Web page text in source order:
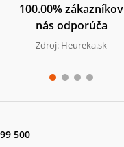
100.00% zákazníkov
nás odporúča
Zdroj: Heureka.sk
500